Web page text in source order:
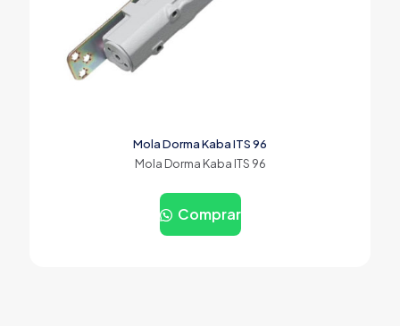
Mola Dorma Kaba ITS 96
Mola Dorma Kaba ITS 96
Comprar